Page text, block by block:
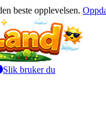
beste opplevelsen.
Slik bruker du